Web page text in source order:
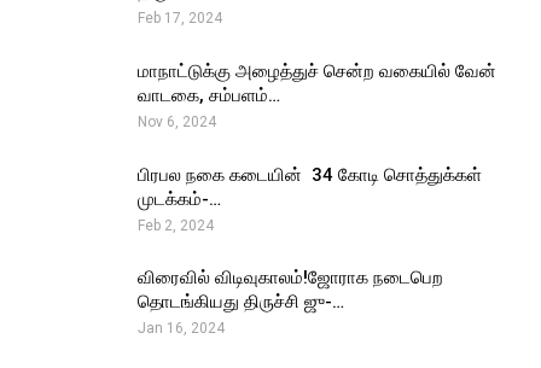
Feb 17, 2024
மாநாட்டுக்கு அழைத்துச் சென்ற வகையில் வேன்
வாடகை, சம்பளம்…
Nov 6, 2024
பிரபல நகை கடையின் ₹ 34 கோடி சொத்துக்கள்
முடக்கம்-…
Feb 2, 2024
விரைவில் விடிவுகாலம்!ஜோராக நடைபெற
தொடங்கியது திருச்சி ஜு-…
Jan 16, 2024